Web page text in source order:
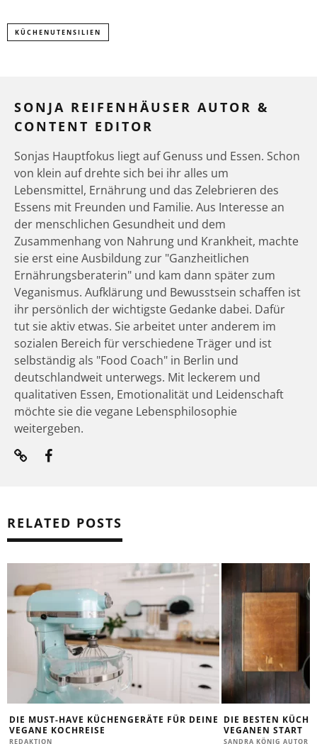
KÜCHENUTENSILIEN
SONJA REIFENHÄUSER AUTOR &
CONTENT EDITOR
Sonjas Hauptfokus liegt auf Genuss und Essen. Schon
von klein auf drehte sich bei ihr alles um
Lebensmittel, Ernährung und das Zelebrieren des
Essens mit Freunden und Familie. Aus Interesse an
der menschlichen Gesundheit und dem
Zusammenhang von Nahrung und Krankheit, machte
sie erst eine Ausbildung zur "Ganzheitlichen
Ernährungsberaterin" und kam dann später zum
Veganismus. Aufklärung und Bewusstsein schaffen ist
ihr persönlich der wichtigste Gedanke dabei. Dafür
tut sie aktiv etwas. Sie arbeitet unter anderem im
sozialen Bereich für verschiedene Träger und ist
selbständig als "Food Coach" in Berlin und
deutschlandweit unterwegs. Mit leckerem und
qualitativen Essen, Emotionalität und Leidenschaft
möchte sie die vegane Lebensphilosophie
weitergeben.
RELATED POSTS
DIE MUST-HAVE KÜCHENGERÄTE FÜR DEINE
VEGANE KOCHREISE
REDAKTION
DIE BESTEN
VEGANEN START
SANDRA KÖNIG AUTOR